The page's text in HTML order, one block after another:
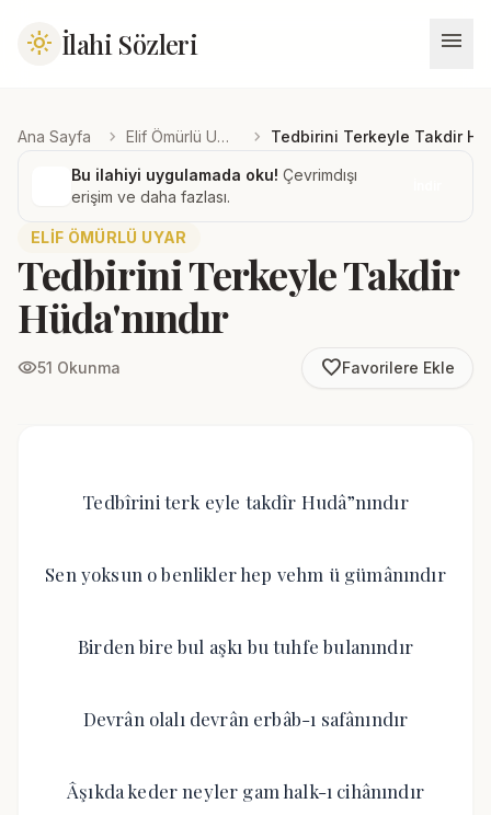
light_mode İlahi Sözleri menu
Ana Sayfa chevron_right Elif Ömürlü Uyar chevron_right Tedbirini Terkeyle Takdir
Bu ilahiyi uygulamada oku! Çevrimdışı
erişim ve daha fazlası.
ELIF ÖMÜRLÜ UYAR
Tedbirini Terkeyle Takdir
Hüda'nındır
visibility51 Okunma favorite_borderFavorilere Ekle
Tedbîrini terk eyle takdîr Hudâ”nındır
Sen yoksun o benlikler hep vehm ü gümânındır
Birden bire bul aşkı bu tuhfe bulanındır
Devrân olalı devrân erbâb-ı safânındır
Âşıkda keder neyler gam halk-ı cihânındır